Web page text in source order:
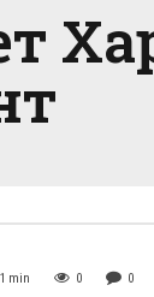
1 min 0 0